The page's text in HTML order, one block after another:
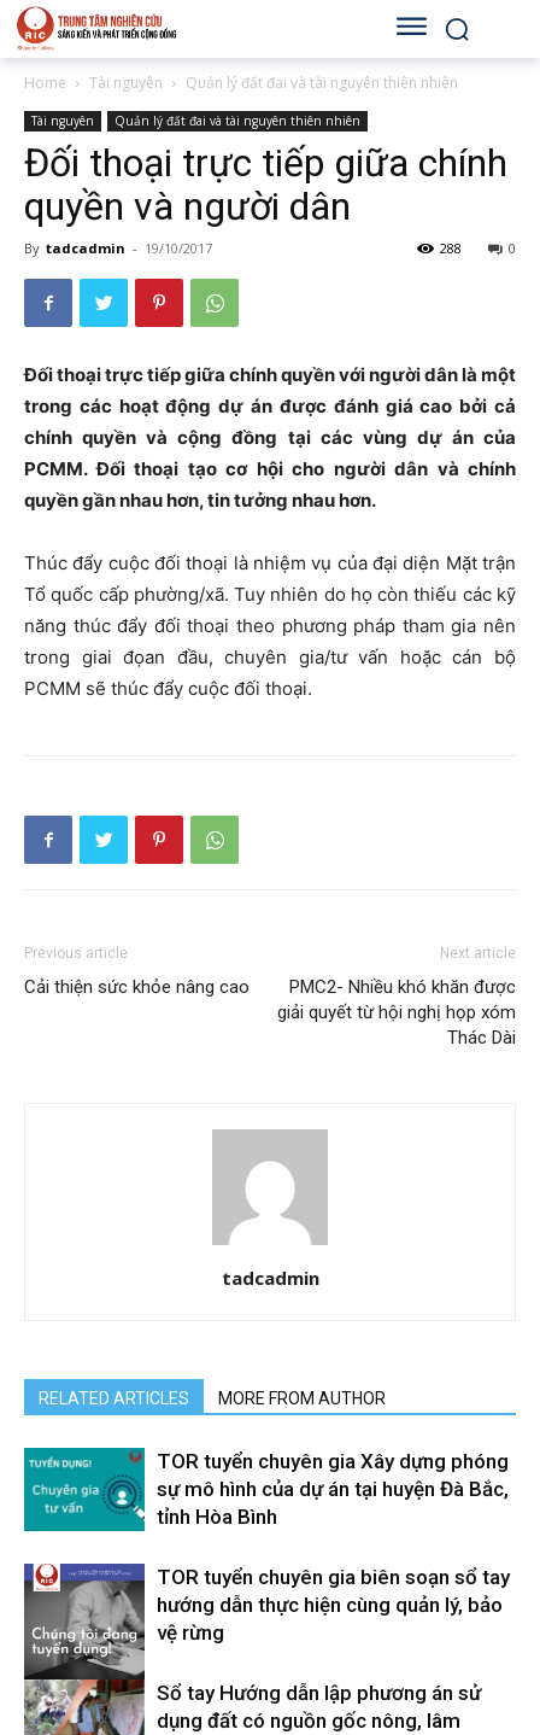
Home Tài nguyên Quản lý đất đai và tài nguyên thiên nhiên
Tài nguyên Quản lý đất đai và tài nguyên thiên nhiên
Đối thoại trực tiếp giữa chính
quyền và người dân
By tadcadmin - 19/10/2017 0
288
Đối thoại trực tiếp giữa chính quyền với người dân là một
trong các hoạt động dự án được đánh giá cao bởi cả
chính quyền và cộng đồng tại các vùng dự án của
PCMM. Đối thoại tạo cơ hội cho người dân và chính
quyền gần nhau hơn, tin tưởng nhau hơn.
Thúc đẩy cuộc đối thoại là nhiệm vụ của đại diện Mặt trận
Tổ quốc cấp phường/xã. Tuy nhiên do họ còn thiếu các kỹ
năng thúc đẩy đối thoại theo phương pháp tham gia nên
trong giai đọan đầu, chuyên gia/tư vấn hoặc cán bộ
PCMM sẽ thúc đẩy cuộc đối thoại.
Previous article
Cải thiện sức khỏe nâng cao
Next article
PMC2- Nhiều khó khăn được
giải quyết từ hội nghị họp xóm
Thác Dài
tadcadmin
RELATED ARTICLES MORE FROM AUTHOR
TOR tuyển chuyên gia Xây dựng phóng
sự mô hình của dự án tại huyện Đà Bắc,
tỉnh Hòa Bình
TOR tuyển chuyên gia biên soạn sổ tay
hướng dẫn thực hiện cùng quản lý, bảo
vệ rừng
Sổ tay Hướng dẫn lập phương án sử
dụng đất có nguồn gốc nông, lâm